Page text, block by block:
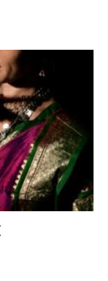
liberdade de opinião
associação, e de
21 da Declaração
estado no centro
nos últimos dois
exigir mudanças.
fizeram suas vozes